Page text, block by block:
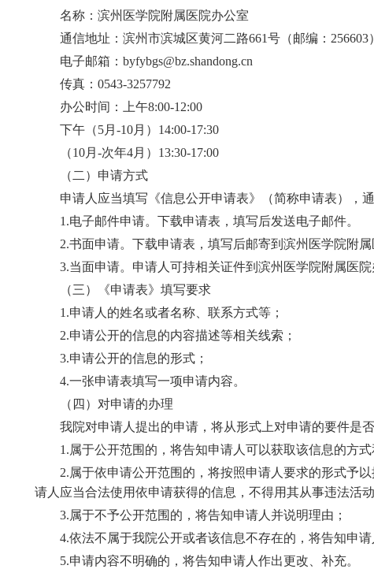
名称：滨州医学院附属医院办公室
通信地址：滨州市滨城区黄河二路661号（邮编：256603）
电子邮箱：byfybgs@bz.shandong.cn
传真：0543-3257792
办公时间：上午8:00-12:00
下午（5月-10月）14:00-17:30
（10月-次年4月）13:30-17:00
（二）申请方式
申请人应当填写《信息公开申请表》（简称申请表），
1.电子邮件申请。下载申请表，填写后发送电子邮件。
2.书面申请。下载申请表，填写后邮寄到滨州医学院附
3.当面申请。申请人可持相关证件到滨州医学院附属医
（三）《申请表》填写要求
1.申请人的姓名或者名称、联系方式等；
2.申请公开的信息的内容描述等相关线索；
3.申请公开的信息的形式；
4.一张申请表填写一项申请内容。
（四）对申请的办理
我院对申请人提出的申请，将从形式上对申请的要件是
1.属于公开范围的，将告知申请人可以获取该信息的方式
2.属于依申请公开范围的，将按照申请人要求的形式予
请人应当合法使用依申请获得的信息，不得用其从事违法活动
3.属于不予公开范围的，将告知申请人并说明理由；
4.依法不属于我院公开或者该信息不存在的，将告知申
5.申请内容不明确的，将告知申请人作出更改、补充。